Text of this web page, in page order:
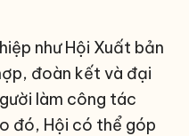
như Hội Xuất bản
đoàn kết và đại
làm công tác
đó, Hội có thể góp